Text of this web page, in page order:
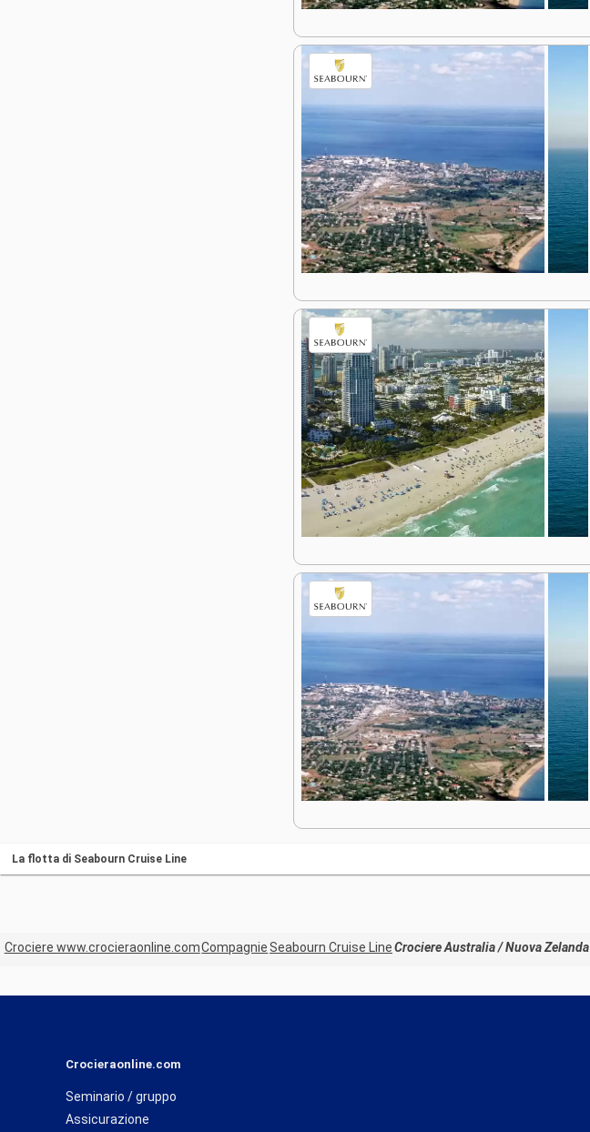
La flotta di Seabourn Cruise Line
Crociere www.crocieraonline.comCompagnieSeabourn Cruise LineCrociere Australia / Nuova Zelanda
Crocieraonline.com
Seminario / gruppo
Assicurazione